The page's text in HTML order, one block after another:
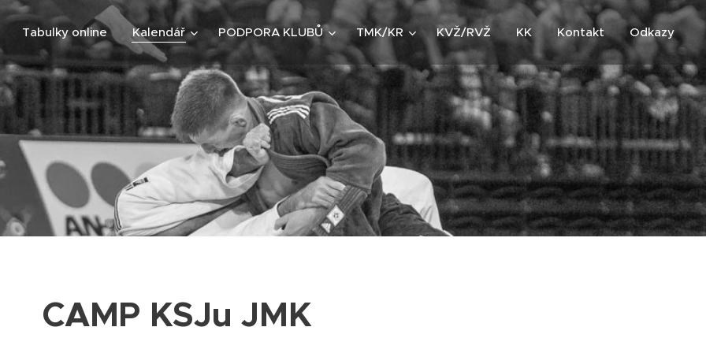
Tabulky online Kalendář PODPORA KLUBŮ TMK/KR KVŽ/RVŽ KK Kontakt Odkazy
CAMP KSJu JMK